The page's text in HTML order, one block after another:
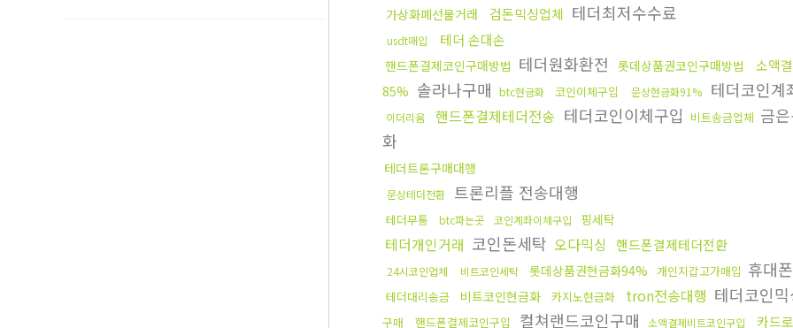
가상화폐선물거래 검돈믹싱업체 테더최저수수료
usdt매입 테더 손대손
핸드폰결제코인구매방법 테더원화환전 롯데상품권코인구매방법 소액
85% 솔라나구매 btc현금화 코인이체구입 문상현금화91% 테더코인계
이더리움 핸드폰결제테더전송 테더코인이체구입 비트송금업체 금
화
테더트론구매대행
문상테더전환 트론리플 전송대행
테더무통 btc파는곳 코인계좌이체구입 핑세탁
테더개인거래 코인돈세탁 오다믹싱 핸드폰결제테더전환
24시코인업체 비트코인세탁 롯데상품권현금화94% 개인지갑고가매입 휴대
테더대리송금 비트코인현금화 카지노현금화 tron전송대행 테더코인믹
구매
핸드폰결제코인구입 컬쳐랜드코인구매 소액결제비트코인구입 카드